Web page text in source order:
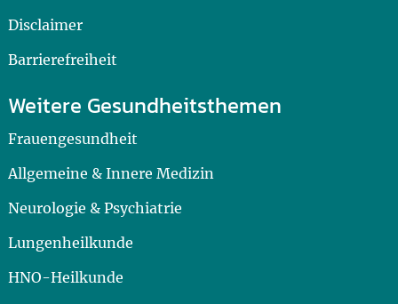
Disclaimer
Barrierefreiheit
Weitere Gesundheitsthemen
Frauengesundheit
Allgemeine & Innere Medizin
Neurologie & Psychiatrie
Lungenheilkunde
HNO-Heilkunde